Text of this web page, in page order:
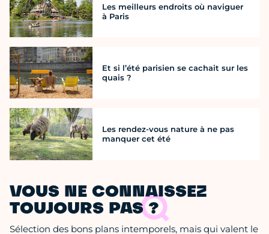
Les meilleurs endroits où naviguer
à Paris
Et si l’été parisien se cachait sur les
quais ?
Les rendez-vous nature à ne pas
manquer cet été
VOUS NE CONNAISSEZ
TOUJOURS PAS ?
Sélection des bons plans intemporels, mais qui valent le